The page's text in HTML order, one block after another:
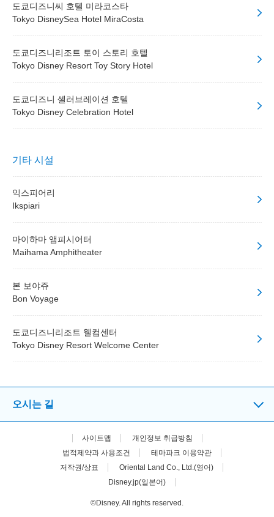
도쿄디즈니씨 호텔 미라코스타
Tokyo DisneySea Hotel MiraCosta
도쿄디즈니리조트 토이 스토리 호텔
Tokyo Disney Resort Toy Story Hotel
도쿄디즈니 셀러브레이션 호텔
Tokyo Disney Celebration Hotel
기타 시설
익스피어리
Ikspiari
마이하마 앰피시어터
Maihama Amphitheater
본 보야쥬
Bon Voyage
도쿄디즈니리조트 웰컴센터
Tokyo Disney Resort Welcome Center
오시는 길
사이트맵
개인정보 취급방침
법적제약과 사용조건
테마파크 이용약관
저작권/상표
Oriental Land Co., Ltd.(영어)
Disney.jp(일본어)
©Disney. All rights reserved.